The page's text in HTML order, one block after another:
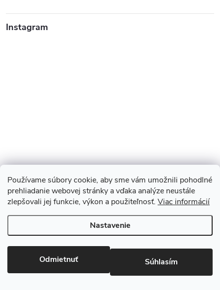
Používame súbory cookie, aby sme vám umožnili pohodlné
prehliadanie webovej stránky a vďaka analýze neustále
zlepšovali jej funkcie, výkon a použiteľnosť. Viac informácií
Nastavenie
Odmietnuť Súhlasím
Instagram
Sledovať na Instagrame
Copyright 2026Monopod.sk. Všetky práva vyhradené.Upraviť
nastavenie cookies